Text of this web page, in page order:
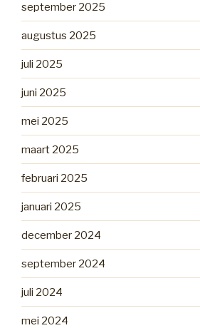
september 2025
augustus 2025
juli 2025
juni 2025
mei 2025
maart 2025
februari 2025
januari 2025
december 2024
september 2024
juli 2024
mei 2024